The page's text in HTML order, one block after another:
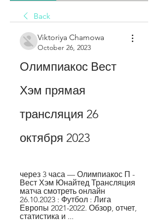
Back
Viktoriya Chamowa
October 26, 2023
Олимпиакос Вест
Хэм прямая
трансляция 26
октября 2023
через 3 часа — Олимпиакос П -
Вест Хэм Юнайтед Трансляция
матча смотреть онлайн
26.10.2023 : Футбол : Лига
Европы 2021-2022. Обзор, отчет,
статистика и ...